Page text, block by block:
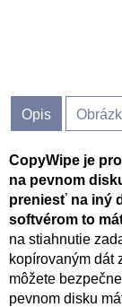
Opis
CopyWipe je
na pevnom
preniesť na iný
softvérom to
na stiahnutie
kopírovaným dát
môžete
pevnom disku